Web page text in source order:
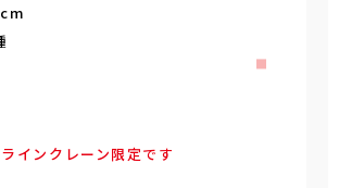
インクレーン限定です